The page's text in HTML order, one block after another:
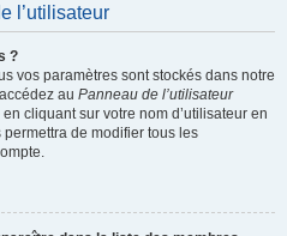
l’utilisateur
?
vos paramètres sont stockés dans notre
au Panneau de l’utilisateur
cliquant sur votre nom d’utilisateur en
de modifier tous les